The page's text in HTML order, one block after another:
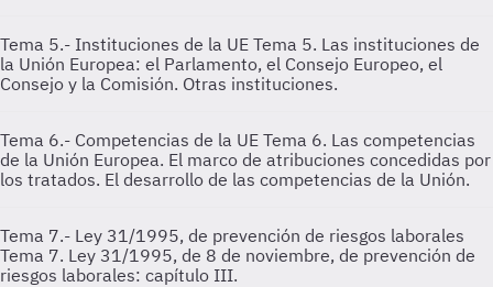
Tema 5.- Instituciones de la UE Tema 5. Las instituciones de
la Unión Europea: el Parlamento, el Consejo Europeo, el
Consejo y la Comisión. Otras instituciones.
Tema 6.- Competencias de la UE Tema 6. Las competencias
de la Unión Europea. El marco de atribuciones concedidas por
los tratados. El desarrollo de las competencias de la Unión.
Tema 7.- Ley 31/1995, de prevención de riesgos laborales
Tema 7. Ley 31/1995, de 8 de noviembre, de prevención de
riesgos laborales: capítulo III.